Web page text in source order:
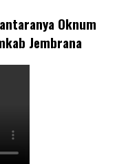
Oknum
Jembrana